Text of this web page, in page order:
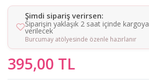
Şimdi sipariş verirsen:
Siparişin yaklaşık 2 saat içinde kargoya
verilecek
Burcumay atölyesinde özenle hazırlanır
395,00 TL